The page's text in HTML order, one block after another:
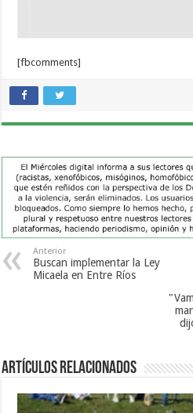
[fbcomments]
Anterior
Buscan implementar la Ley
Micaela en Entre Ríos
Artículos Relacionados